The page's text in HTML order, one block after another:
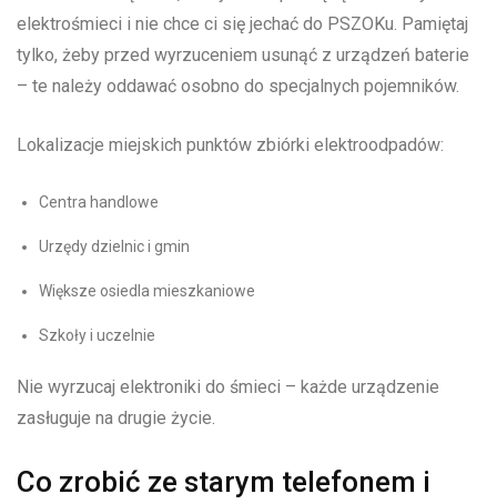
elektrośmieci i nie chce ci się jechać do PSZOKu. Pamiętaj
tylko, żeby przed wyrzuceniem usunąć z urządzeń baterie
– te należy oddawać osobno do specjalnych pojemników.
Lokalizacje⁤ miejskich punktów zbiórki elektroodpadów:
Centra handlowe
Urzędy dzielnic ⁢i gmin
Większe osiedla mieszkaniowe
Szkoły i uczelnie
Nie wyrzucaj elektroniki do śmieci – ​każde urządzenie
zasługuje na drugie⁢ życie.
Co zrobić ze starym telefonem i‍